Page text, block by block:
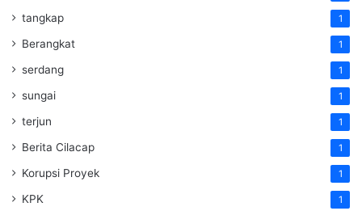
tangkap 1
Berangkat 1
serdang 1
sungai 1
terjun 1
Berita Cilacap 1
Korupsi Proyek 1
KPK 1